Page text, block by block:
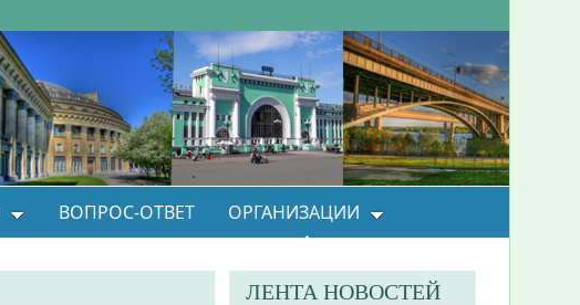
ВОПРОС-ОТВЕТ ОРГАНИЗАЦИИ
ЛЕНТА НОВОСТЕЙ